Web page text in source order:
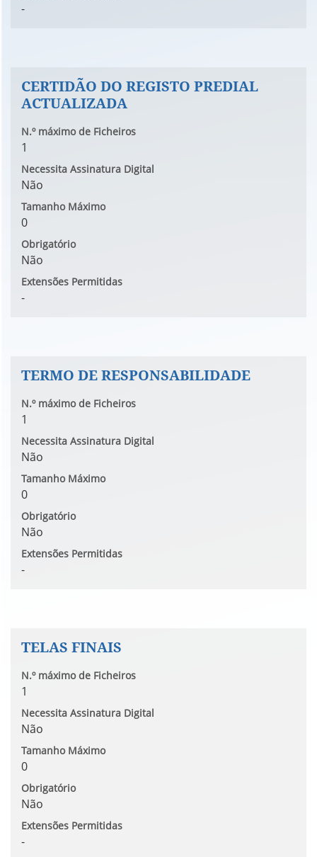
-
CERTIDÃO DO REGISTO PREDIAL
ACTUALIZADA
N.º máximo de Ficheiros
1
Necessita Assinatura Digital
Não
Tamanho Máximo
0
Obrigatório
Não
Extensões Permitidas
-
TERMO DE RESPONSABILIDADE
N.º máximo de Ficheiros
1
Necessita Assinatura Digital
Não
Tamanho Máximo
0
Obrigatório
Não
Extensões Permitidas
-
TELAS FINAIS
N.º máximo de Ficheiros
1
Necessita Assinatura Digital
Não
Tamanho Máximo
0
Obrigatório
Não
Extensões Permitidas
-